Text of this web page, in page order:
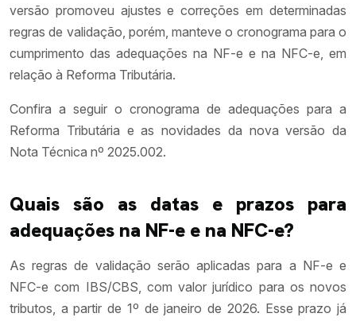
versão promoveu ajustes e correções em determinadas
regras de validação, porém, manteve o cronograma para o
cumprimento das adequações na NF-e e na NFC-e, em
relação à Reforma Tributária.
Confira a seguir o cronograma de adequações para a
Reforma Tributária e as novidades da nova versão da
Nota Técnica nº 2025.002.
Quais são as datas e prazos para
adequações na NF-e e na NFC-e?
As regras de validação serão aplicadas para a NF-e e
NFC-e com IBS/CBS, com valor jurídico para os novos
tributos, a partir de 1º de janeiro de 2026. Esse prazo já